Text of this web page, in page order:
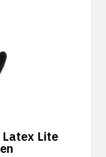
Latex Lite